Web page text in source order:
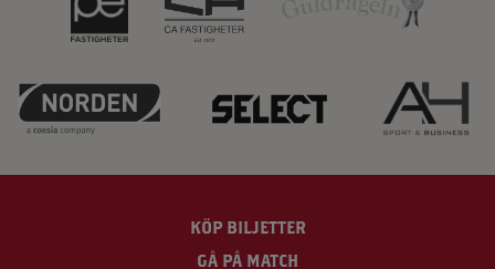
KÖP BILJETTER
GÅ PÅ MATCH